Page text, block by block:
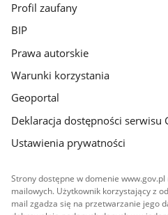
Profil zaufany
BIP
Prawa autorskie
Warunki korzystania
Geoportal
Deklaracja dostępności serwisu
Ustawienia prywatności
Strony dostępne w domenie
mailowych. Użytkownik korzystający z
mail zgadza się na przetwarzanie jego